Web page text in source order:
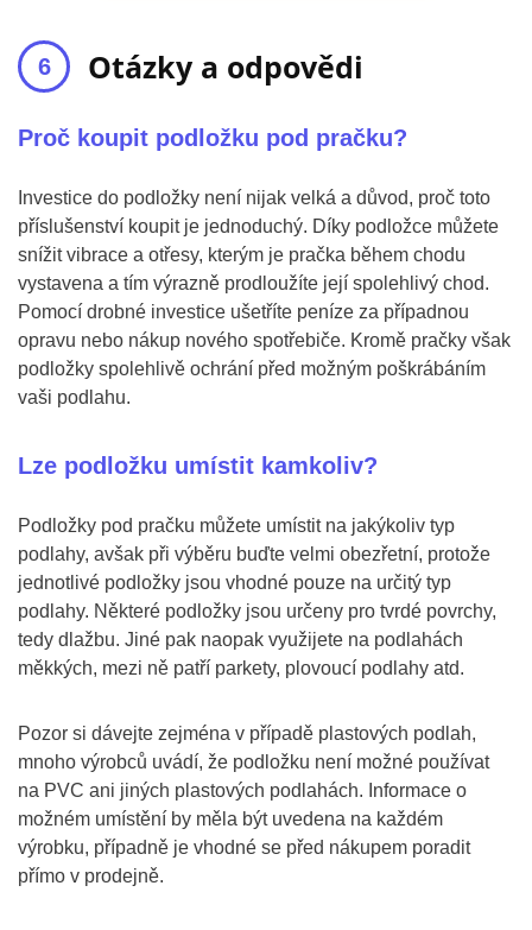
Otázky a odpovědi
Proč koupit podložku pod pračku?
Investice do podložky není nijak velká a důvod, proč toto
příslušenství koupit je jednoduchý. Díky podložce můžete
snížit vibrace a otřesy, kterým je pračka během chodu
vystavena a tím výrazně prodloužíte její spolehlivý chod.
Pomocí drobné investice ušetříte peníze za případnou
opravu nebo nákup nového spotřebiče. Kromě pračky však
podložky spolehlivě ochrání před možným poškrábáním
vaši podlahu.
Lze podložku umístit kamkoliv?
Podložky pod pračku můžete umístit na jakýkoliv typ
podlahy, avšak při výběru buďte velmi obezřetní, protože
jednotlivé podložky jsou vhodné pouze na určitý typ
podlahy. Některé podložky jsou určeny pro tvrdé povrchy,
tedy dlažbu. Jiné pak naopak využijete na podlahách
měkkých, mezi ně patří parkety, plovoucí podlahy atd.
Pozor si dávejte zejména v případě plastových podlah,
mnoho výrobců uvádí, že podložku není možné používat
na PVC ani jiných plastových podlahách. Informace o
možném umístění by měla být uvedena na každém
výrobku, případně je vhodné se před nákupem poradit
přímo v prodejně.